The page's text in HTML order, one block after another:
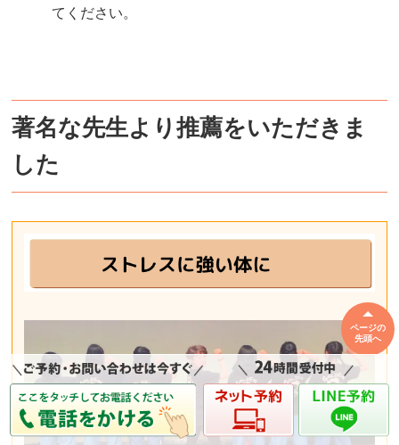
てください。
著名な先生より推薦をいただきま
した
ページの
先頭へ